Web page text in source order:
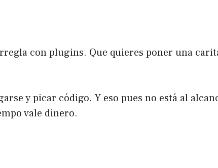
con plugins. Que quieres poner una
y picar código. Y eso pues no está al
vale dinero.